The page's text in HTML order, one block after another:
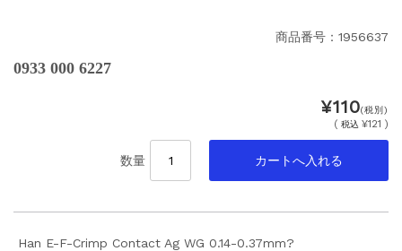
商品番号：1956637
0933 000 6227
¥110(税別)
(税込 ¥121 )
数量
Han E-F-Crimp Contact Ag WG 0.14-0.37mm?